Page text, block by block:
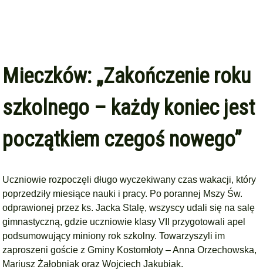
Mieczków: „Zakończenie roku
szkolnego – każdy koniec jest
początkiem czegoś nowego”
Uczniowie rozpoczęli długo wyczekiwany czas wakacji, który
poprzedziły miesiące nauki i pracy. Po porannej Mszy Św.
odprawionej przez ks. Jacka Stalę, wszyscy udali się na salę
gimnastyczną, gdzie uczniowie klasy VII przygotowali apel
podsumowujący miniony rok szkolny. Towarzyszyli im
zaproszeni goście z Gminy Kostomłoty – Anna Orzechowska,
Mariusz Żałobniak oraz Wojciech Jakubiak.